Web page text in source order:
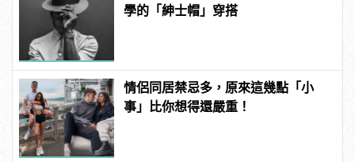
學的「紳士帽」穿搭
情侶同居禁忌多，原來這幾點「小
事」比你想得還嚴重！